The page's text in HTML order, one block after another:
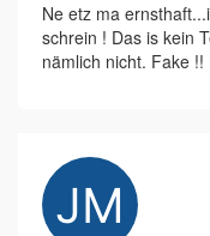
Ne etz ma
schrein ! Das is kein
nämlich nicht. Fake !!